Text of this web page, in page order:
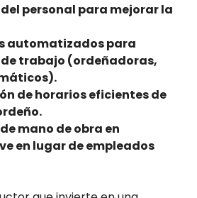
personal para mejorar la
automatizados para
trabajo (ordeñadoras,
de horarios eficientes de
mano de obra en
en lugar de empleados